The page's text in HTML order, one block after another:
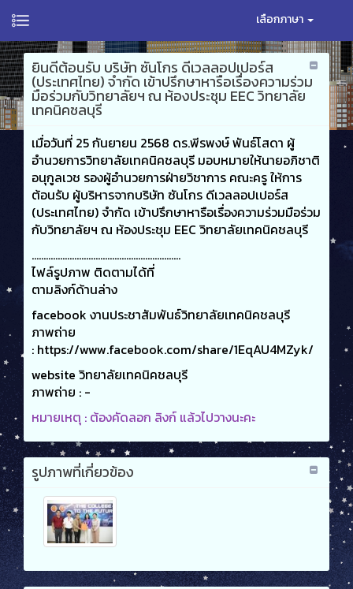
เลือกภาษา
ยินดีต้อนรับ บริษัท ซันโกร ดีเวลลอปเปอร์ส
(ประเทศไทย) จำกัด เข้าปรึกษาหารือเรื่องความร่วม
มือร่วมกับวิทยาลัยฯ ณ ห้องประชุม EEC วิทยาลัย
เทคนิคชลบุรี
เมื่อวันที่ 25 กันยายน 2568 ดร.พีรพงษ์ พันธ์โสดา ผู้
อำนวยการวิทยาลัยเทคนิคชลบุรี มอบหมายให้นายอภิชาติ
อนุกูลเวช รองผู้อำนวยการฝ่ายวิชาการ คณะครู ให้การ
ต้อนรับ ผู้บริหารจากบริษัท ซันโกร ดีเวลลอปเปอร์ส
(ประเทศไทย) จำกัด เข้าปรึกษาหารือเรื่องความร่วมมือร่วม
กับวิทยาลัยฯ ณ ห้องประชุม EEC วิทยาลัยเทคนิคชลบุรี
...............................................................
ไฟล์รูปภาพ ติดตามได้ที่
ตามลิงก์ด้านล่าง
facebook งานประชาสัมพันธ์วิทยาลัยเทคนิคชลบุรี
ภาพถ่าย
: https://www.facebook.com/share/1EqAU4MZyk/
website วิทยาลัยเทคนิคชลบุรี
ภาพถ่าย : -
หมายเหตุ : ต้องคัดลอก ลิงก์ แล้วไปวางนะคะ
รูปภาพที่เกี่ยวข้อง